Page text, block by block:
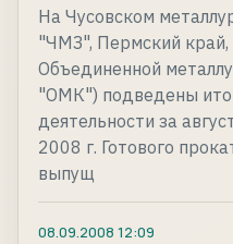
На Чусовском
"ЧМЗ", Пермский край,
Объединенной
"ОМК") подведены
деятельности за
2008 г. Готового
выпущ
08.09.2008 12:09